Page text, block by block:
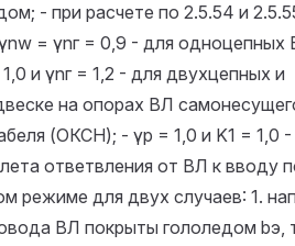
- при расчете по 2.5.54 и
= γnг = 0,9 - для одноцепных
и γnг = 1,2 - для двухцепных и
на опорах ВЛ
(ОКСН); - γp = 1,0 и K1 = 1,0
ответвления от ВЛ к вводу
режиме для двух случаев: 1.
ВЛ покрыты гололедом bэ,